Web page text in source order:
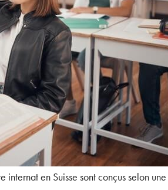
internat en Suisse sont conçus selon